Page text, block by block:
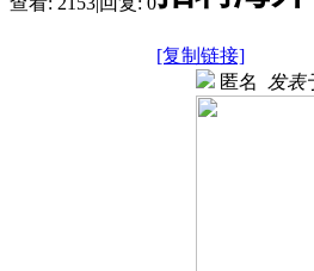
[复制链接]
匿名 发表